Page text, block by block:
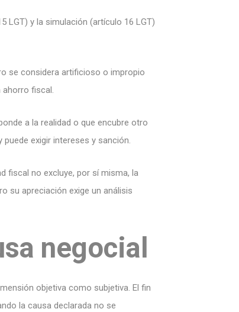
LGT) y la simulación (artículo 16 LGT)
se considera artificioso o impropio
ahorro fiscal.
a la realidad o que encubre otro
exigir intereses y sanción.
fiscal no excluye, por sí misma, la
su apreciación exige un análisis
negocial
objetiva como subjetiva. El fin
la causa declarada no se